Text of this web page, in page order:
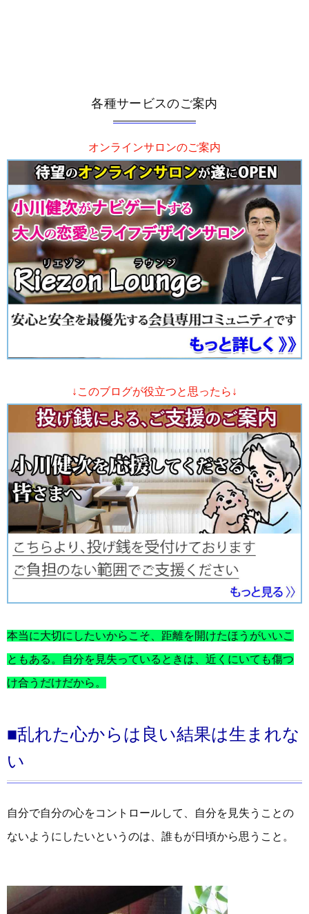
各種サービスのご案内
オンラインサロンのご案内
↓このブログが役立つと思ったら↓
本当に大切にしたいからこそ、距離を開けたほうがいいこ
ともある。自分を見失っているときは、近くにいても傷つ
け合うだけだから。
■乱れた心からは良い結果は生まれな
い
自分で自分の心をコントロールして、自分を見失うことの
ないようにしたいというのは、誰もが日頃から思うこと。